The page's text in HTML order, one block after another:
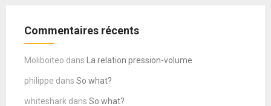
Commentaires récents
Moliboiteo dans La relation pression-volume
philippe dans So what?
whiteshark dans So what?